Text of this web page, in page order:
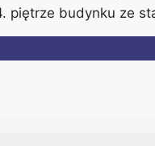
piętrze budynku ze
lokalu, co
brak sąsiada nad